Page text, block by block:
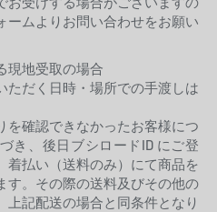
ームよりお問い合わせをお願い
現地受取の場合
ただく日時・場所での手渡しは
を確認できなかったお客様につ
き、後日ブシロードID にご登
着払い（送料のみ）にて商品を
す。その際の送料及びその他の
上記配送の場合と同条件となり